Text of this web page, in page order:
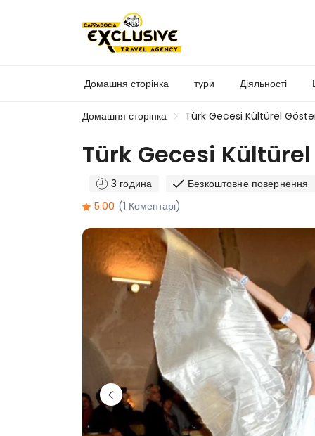
Домашня сторінка тури Діяльності
Домашня сторінка Türk Gecesi Kültürel
Türk Gecesi
3 година Безкоштовне повернення
5.00 (1 Коментарі)